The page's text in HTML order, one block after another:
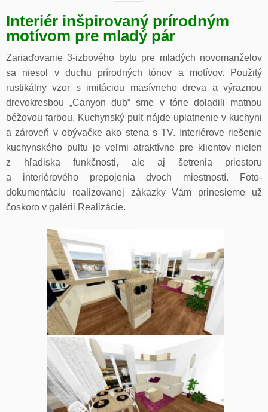
Interiér inšpirovaný prírodným
motívom pre mladý pár
Zariaďovanie 3-izbového bytu pre mladých novomanželov
sa niesol v duchu prírodných tónov a motívov. Použitý
rustikálny vzor s imitáciou masívneho dreva a výraznou
drevokresbou „Canyon dub“ sme v tóne doladili matnou
béžovou farbou. Kuchynský pult nájde uplatnenie v kuchyni
a zároveň v obývačke ako stena s TV. Interiérove riešenie
kuchynského pultu je veľmi atraktívne pre klientov nielen
z hľadiska funkčnosti, ale aj šetrenia priestoru
a interiérového prepojenia dvoch miestností. Foto-
dokumentáciu realizovanej zákazky Vám prinesieme už
čoskoro v galérii Realizácie.